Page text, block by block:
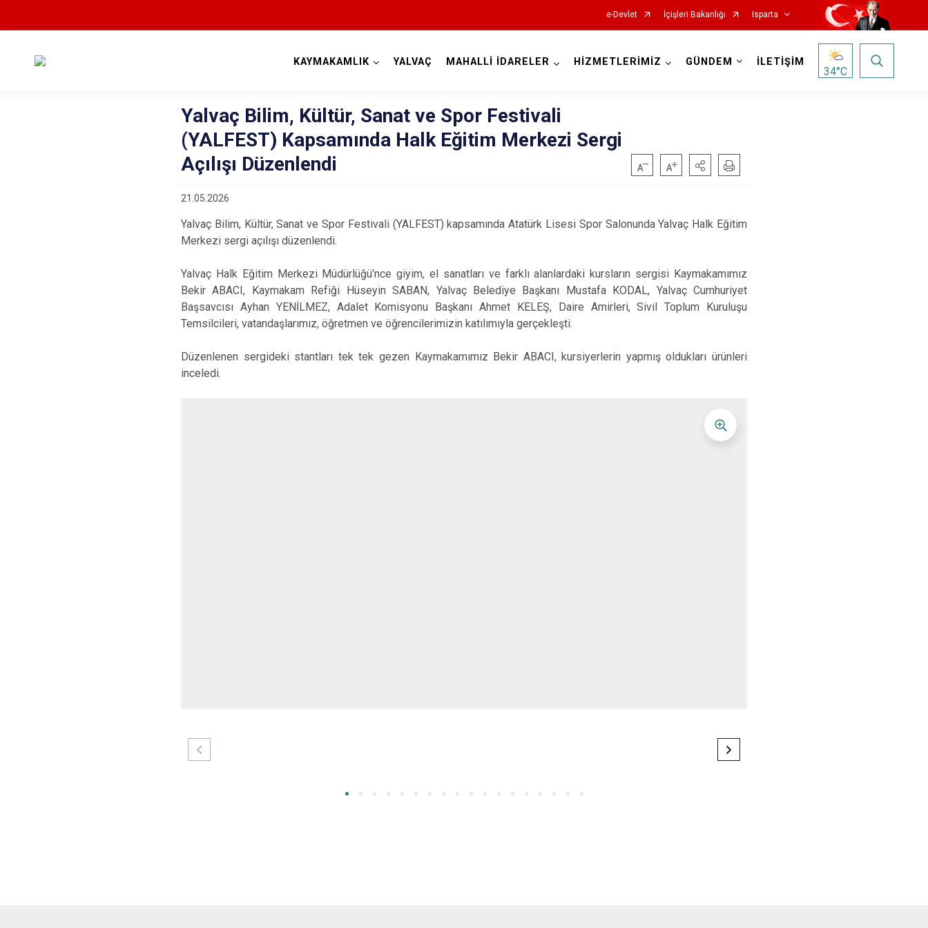
e-Devlet İçişleri Bakanlığı Isparta
Atabey
Gelendost
Gönen
Keçiborlu
Senirkent
Uluborlu
Yalvaç
KAYMAKAMLIK YALVAÇ MAHALLİ İDARELER HİZMETLERİMİZ GÜNDEM İLETİŞİM
34°C
Yalvaç Bilim, Kültür, Sanat ve Spor Festivali
(YALFEST) Kapsamında Halk Eğitim Merkezi Sergi
Açılışı Düzenlendi
21.05.2026
Yalvaç Bilim, Kültür, Sanat ve Spor Festivali (YALFEST) kapsamında Atatürk Lisesi Spor SalonundaYalvaç Halk Eğitim
Merkezi sergi açılışı düzenlendi.
Yalvaç Halk Eğitim Merkezi Müdürlüğü’nce giyim, el sanatları ve farklı alanlardaki kursların sergisi Kaymakamımız
Bekir ABACI, Kaymakam Refiği Hüseyin SABAN, Yalvaç Belediye Başkanı Mustafa KODAL, Yalvaç Cumhuriyet
Başsavcısı Ayhan YENİLMEZ, Adalet Komisyonu Başkanı Ahmet KELEŞ, Daire Amirleri, Sivil Toplum Kuruluşu
Temsilcileri, vatandaşlarımız, öğretmen ve öğrencilerimizin katılımıyla gerçekleşti.
Düzenlenen sergideki stantları tek tek gezen Kaymakamımız Bekir ABACI, kursiyerlerin yapmış oldukları ürünleri
inceledi.